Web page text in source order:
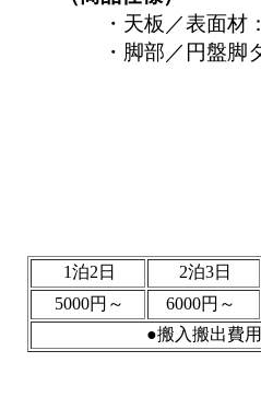
・天板／表面
・脚部／円盤
1泊2日
2泊3日
5000円～
6000円～
●搬入搬出費